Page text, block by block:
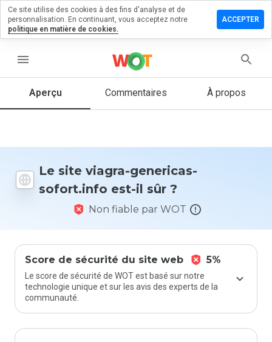
menu
Aperçu Commentaires À propos
Le site viagra-genericas-
sofort.info est-il sûr ?
Non fiable par WOT
Score de sécurité du site web 5%
Le score de sécurité de WOT est basé sur notre
technologie unique et sur les avis des experts de la
communauté.
un
note entre
donneriez-
vous à ce
site ?
Ce site utilise des cookies à des fins d'analyse et de
personnalisation. En continuant, vous acceptez notre
politique en matière de cookies.
ACCEPTER